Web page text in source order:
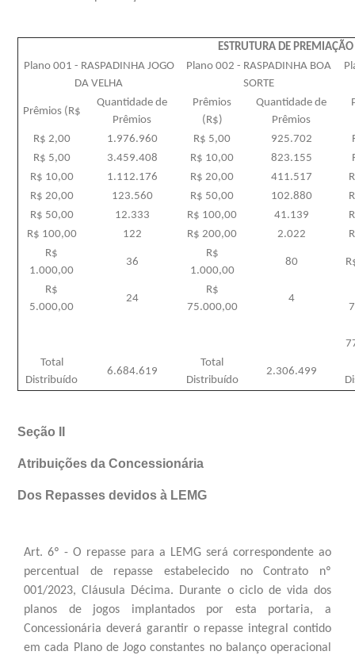
ESTRUTURA DE
Plano 001 - RASPADINHA JOGO
DA VELHA
Plano 002 - RASPADINHA BOA
SORTE
Prêmios (R$
Quantidade de
Prêmios
Prêmios
(R$)
Quantidade de
Prêmios
R$ 2,00 1.976.960 R$ 5,00 925.702
R$ 5,00
3.459.408 R$ 10,00 823.155
R$ 10,00
1.112.176 R$ 20,00 411.517
R$ 20,00
123.560 R$ 50,00 102.880
R$ 50,00
12.333 R$ 100,00 41.139
R$ 100,00
122 R$ 200,00 2.022
R$
1.000,00
36
R$
1.000,00
80
R$
5.000,00
24
R$
75.000,00
4
Total
Distribuído
6.684.619
Total
Distribuído
2.306.499
Seção II
Atribuições da Concessionária
Dos Repasses devidos à LEMG
Art. 6º - O repasse para a LEMG será correspondente ao
percentual de repasse estabelecido no Contrato nº
001/2023, Cláusula Décima. Durante o ciclo de vida dos
planos de jogos implantados por esta portaria, a
Concessionária deverá garantir o repasse integral contido
em cada Plano de Jogo constantes no balanço operacional